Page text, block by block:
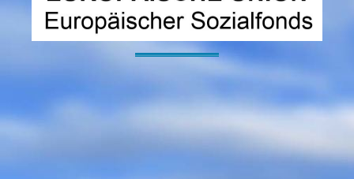
----------------------------------------------------------------------------------------------------------